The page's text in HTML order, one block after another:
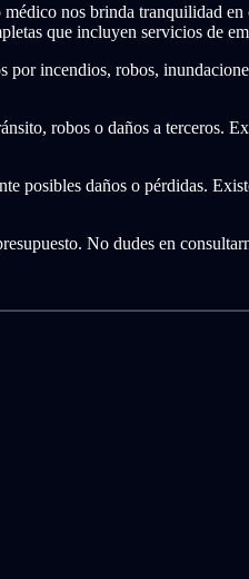
nos brinda tranquilidad
que incluyen servicios de
incendios, robos,
robos o daños a terceros.
posibles daños o pérdidas.
No dudes en